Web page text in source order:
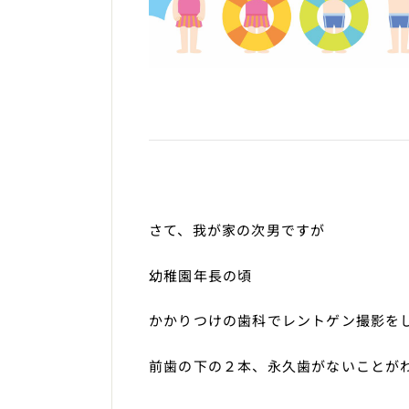
さて、我が家の次男ですが
幼稚園年長の頃
かかりつけの歯科でレントゲン撮影を
前歯の下の２本、永久歯がないことが